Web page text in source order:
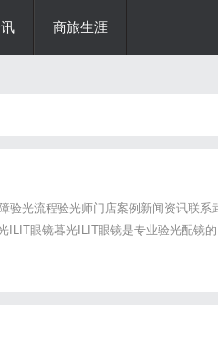
商旅生涯
验光流程验光师门店案例新闻资讯联系
ILIT眼镜暮光ILIT眼镜是专业验光配镜的
光、正品镜片、透明价格和直营售后为